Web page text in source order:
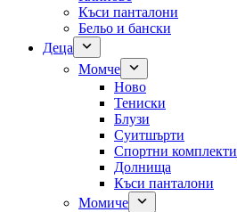
Къси панталони
Бельо и бански
Деца
Момче
Ново
Тениски
Блузи
Суитшърти
Спортни комплекти
Долнища
Къси панталони
Момиче